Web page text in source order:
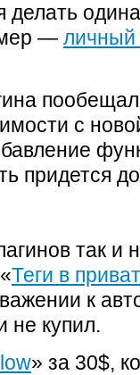
делать
— личный
с
придется
так и
Теги в
к
не купил.
» за 30$,